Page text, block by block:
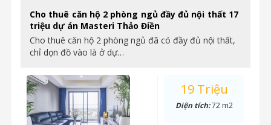
Cho thuê căn hộ 2 phòng ngủ đầy đủ nội thất 17
triệu dự án Masteri Thảo Điền
Cho thuê căn hộ 2 phòng ngủ đã có đầy đủ nội thất,
chỉ dọn đồ vào là ở dự…
19 Triệu
Diện tích:72 m2